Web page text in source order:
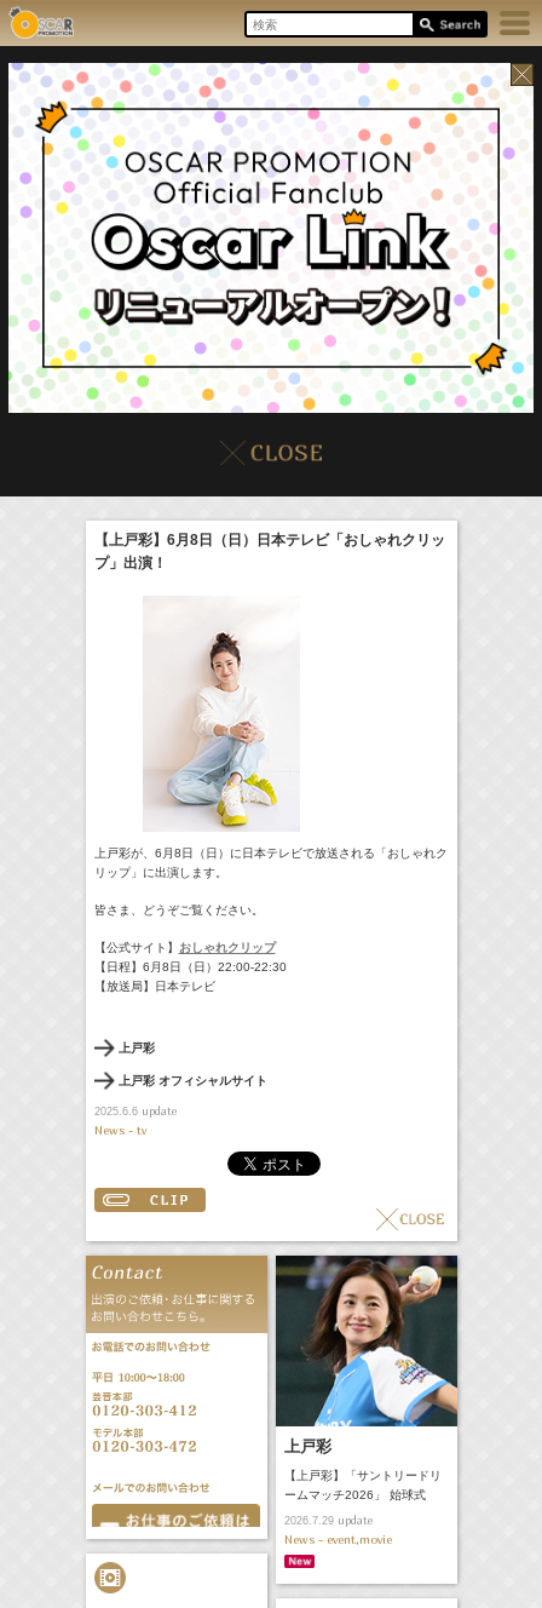
本日の出演情報8/6(Thu) イベント販売情報
【上戸彩】6月8日（日）日本テレビ「おしゃれクリッ
プ」出演！
上戸彩が、6月8日（日）に日本テレビで放送される「おしゃれク
リップ」に出演します。
皆さま、どうぞご覧ください。
【公式サイト】 おしゃれクリップ
【日程】6月8日（日）22:00-22:30
【放送局】日本テレビ
上戸彩
上戸彩 オフィシャルサイト
2025.6.6update
News - tv
上戸彩
【上戸彩】「サントリードリ
ームマッチ2026」 始球式
2026.7.29update
News - event,movie